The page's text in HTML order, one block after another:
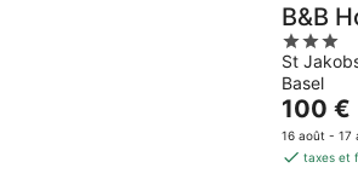
B&B
3
out
of
5
St
Basel
Le
prix
est
100 €
16 août - 17
taxes et